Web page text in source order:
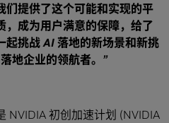
们提供了这个可能和实现的平
，成为用户满意的保障，给了
起挑战AI 落地的新场景和新挑
地企业的领航者。 ”
NVIDIA 初创加速计划 (NVIDIA